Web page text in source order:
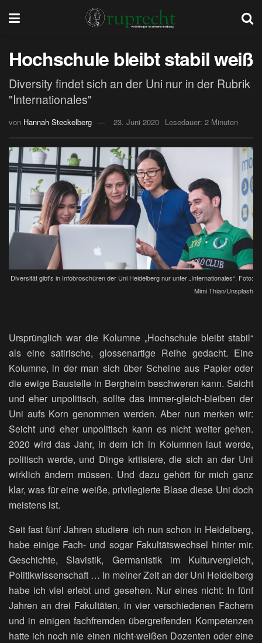
Hochschule bleibt stabil weiß
Diversity findet sich an der Uni nur in der Rubrik
"Internationales"
von Hannah Steckelberg 23. Juni 2020 Lesedauer: 2 Minuten
Diversität gibt's in Infobroschüren der Uni Heidelberg nur unter „Internationales“. Foto:
Mimi Thian/Unsplash
Ursprünglich war die Kolumne „Hochschule bleibt stabil“
als eine satirische, glossenartige Reihe gedacht. Eine
Kolumne, in der man sich über Scheine aus Papier oder
die ewige Baustelle in Bergheim beschweren kann. Seicht
und eher unpolitisch, sollte das immer-gleich-bleiben der
Uni aufs Korn genommen werden. Aber nun merken wir:
Seicht und eher unpolitisch kann es nicht weiter gehen.
2020 wird das Jahr, in dem ich in Kolumnen laut werde,
politisch werde, und Dinge kritisiere, die sich an der Uni
wirklich ändern müssen. Und dazu gehört für mich ganz
klar, was für eine weiße, privilegierte Blase diese Uni doch
meistens ist.
Seit fast fünf Jahren studiere ich nun schon in Heidelberg,
habe einige Fach- und sogar Fakultätswechsel hinter mir.
Geschichte, Slavistik, Germanistik im Kulturvergleich,
Politikwissenschaft … In meiner Zeit an der Uni Heidelberg
habe ich viel erlebt und gesehen. Nur eines nicht: In fünf
Jahren an drei Fakultäten, in vier verschiedenen Fächern
und in einigen fachfremden übergreifenden Kompetenzen
hatte ich noch nie einen nicht-weißen Dozenten oder eine